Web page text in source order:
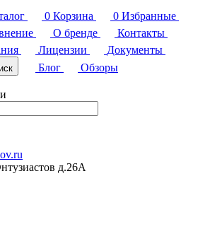
0 Корзина 0 Избранные
О бренде
Контакты
Лицензии
Документы
Блог
Обзоры
д.26А